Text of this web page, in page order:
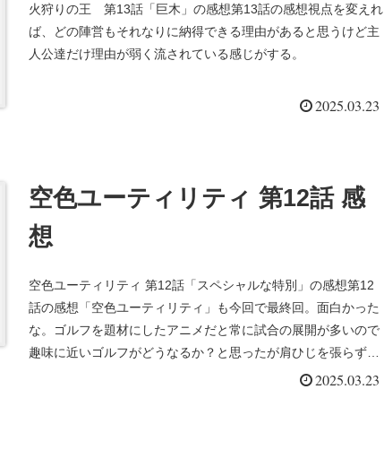
火狩りの王 第13話「巨木」の感想第13話の感想視点を変えれ
ば、どの陣営もそれなりに納得できる理由があると思うけど主
人公達だけ理由が弱く流されている感じがする。
2025.03.23
空色ユーティリティ 第12話 感
想
空色ユーティリティ 第12話「スペシャルな特別」の感想第12
話の感想「空色ユーティリティ」も今回で最終回。面白かった
な。ゴルフを題材にしたアニメだと常に試合の展開が多いので
趣味に近いゴルフがどうなるか？と思ったが肩ひじを張らず面
2025.03.23